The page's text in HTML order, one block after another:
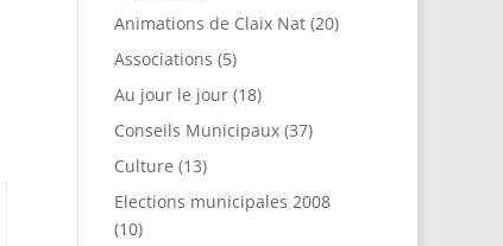
Animations de Claix Nat(20)
Associations (5)
Au jour le jour(18)
Conseils Municipaux(37)
Culture (13)
Elections municipales 2008
(10)